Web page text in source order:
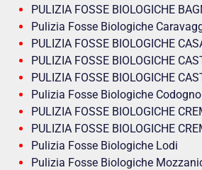
PULIZIA FOSSE BIOLOGICHE
Pulizia Fosse Biologiche
PULIZIA FOSSE BIOLOGICHE
PULIZIA FOSSE BIOLOGICHE
PULIZIA FOSSE BIOLOGICHE
Pulizia Fosse Biologiche Codogno
PULIZIA FOSSE BIOLOGICHE
PULIZIA FOSSE BIOLOGICHE
Pulizia Fosse Biologiche Lodi
Pulizia Fosse Biologiche